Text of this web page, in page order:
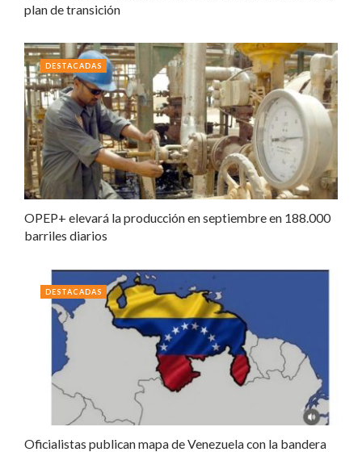
plan de transición
OPEP+ elevará la producción en septiembre en 188.000
barriles diarios
DESTACADAS
Oficialistas publican mapa de Venezuela con la bandera
DESTACADAS